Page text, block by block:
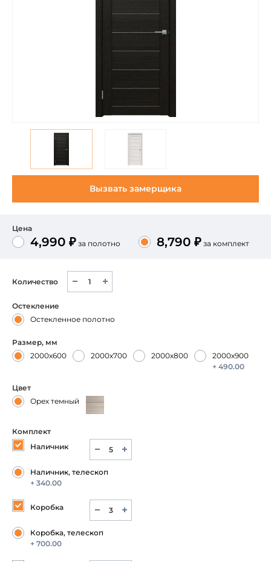
Вызвать замерщика
Цена
4,990 ₽ за полотно 8,790 ₽ за комплект
Количество
Остекление
Остекленное полотно
Размер, мм
2000х600
2000х700 2000х800
2000х900
+ 490.00
Цвет
Орех темный
Комплект
Наличник
Наличник, телескоп
+ 340.00
Коробка
Коробка, телескоп
+ 700.00